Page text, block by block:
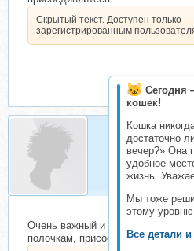
Сегодня
кошек!
Кошка
достаточно
вечер?» Она
удобное
жизнь.
Мы тоже
этому
Все детали
Скрытый текст. Доступен только
зарегистрированным
Очень важный и полезный курс
полочкам, присоединяйтесь!